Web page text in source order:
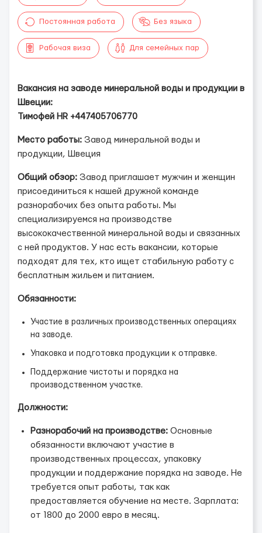
Постоянная работа Без языка
Рабочая виза Для семейных пар
Вакансия на заводе минеральной воды и продукции в
Швеции:
Тимофей HR +447405706770
Место работы: Завод минеральной воды и
продукции, Швеция
Общий обзор: Завод приглашает мужчин и женщин
присоединиться к нашей дружной команде
разнорабочих без опыта работы. Мы
специализируемся на производстве
высококачественной минеральной воды и связанных
с ней продуктов. У нас есть вакансии, которые
подходят для тех, кто ищет стабильную работу с
бесплатным жильем и питанием.
Обязанности:
Участие в различных производственных операциях
на заводе.
Упаковка и подготовка продукции к отправке.
Поддержание чистоты и порядка на
производственном участке.
Должности:
Разнорабочий на производстве: Основные
обязанности включают участие в
производственных процессах, упаковку
продукции и поддержание порядка на заводе. Не
требуется опыт работы, так как
предоставляется обучение на месте. Зарплата:
от 1800 до 2000 евро в месяц.